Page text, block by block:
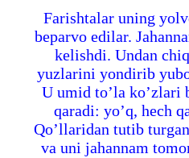
Farishtalar uning
beparvo edilar.
kelishdi. Undan
yuzlarini yondirib
U umid to’la
qaradi: yo’q, hech
Qo’llaridan tutib
va uni jahannam